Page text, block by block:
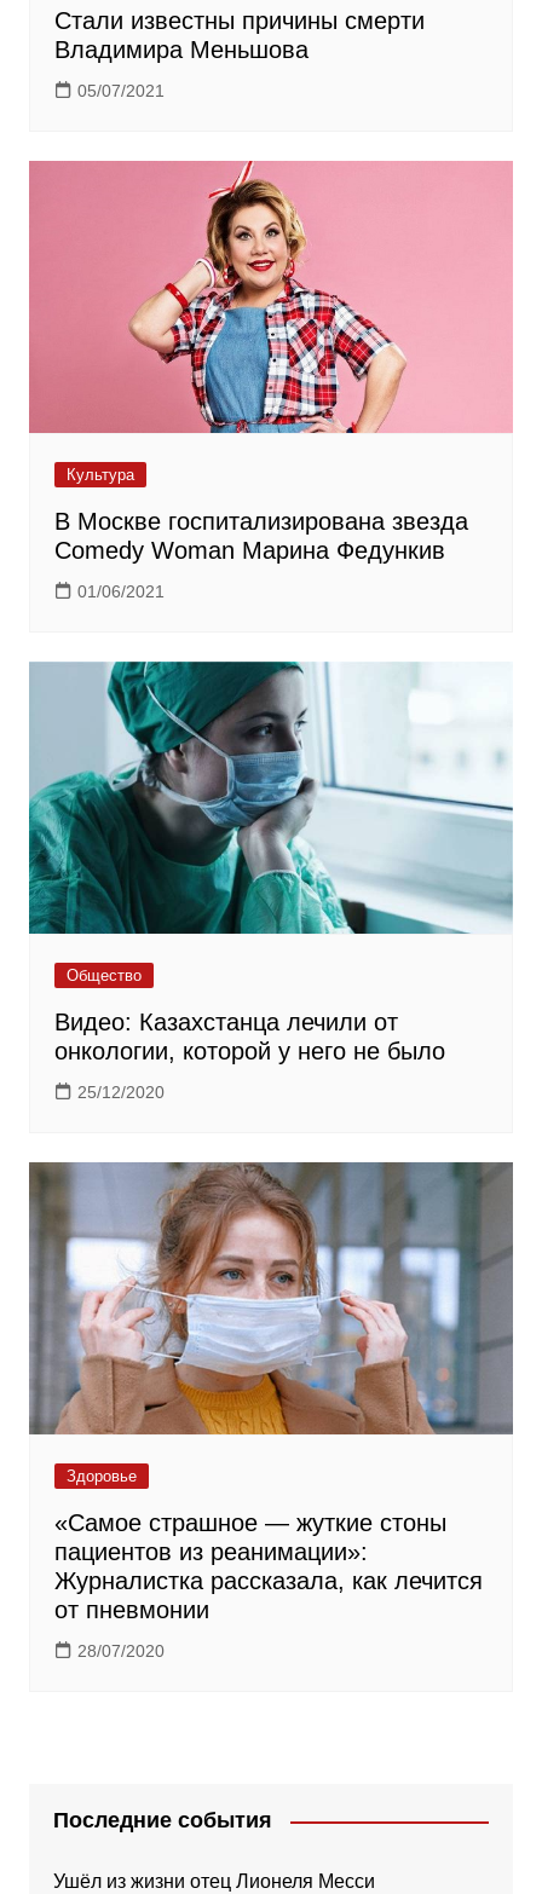
Стали известны причины смерти
Владимира Меньшова
05/07/2021
Культура
В Москве госпитализирована звезда
Comedy Woman Марина Федункив
01/06/2021
Общество
Видео: Казахстанца лечили от
онкологии, которой у него не было
25/12/2020
Здоровье
«Самое страшное — жуткие стоны
пациентов из реанимации»:
Журналистка рассказала, как лечится
от пневмонии
28/07/2020
Последние события
Ушёл из жизни отец Лионеля Месси